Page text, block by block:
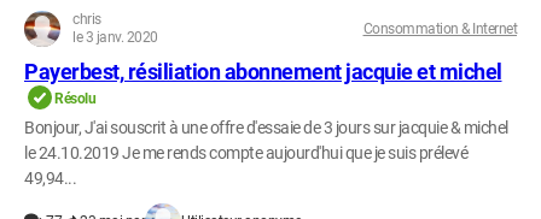
chris
le 3 janv. 2020
Consommation & Internet
Payerbest, résiliation abonnement jacquie et michel
Résolu
Bonjour, J'ai souscrit à une offre d'essaie de 3 jours sur jacquie & michel
le 24.10.2019 Je me rends compte aujourd'hui que je suis prélevé
49,94...